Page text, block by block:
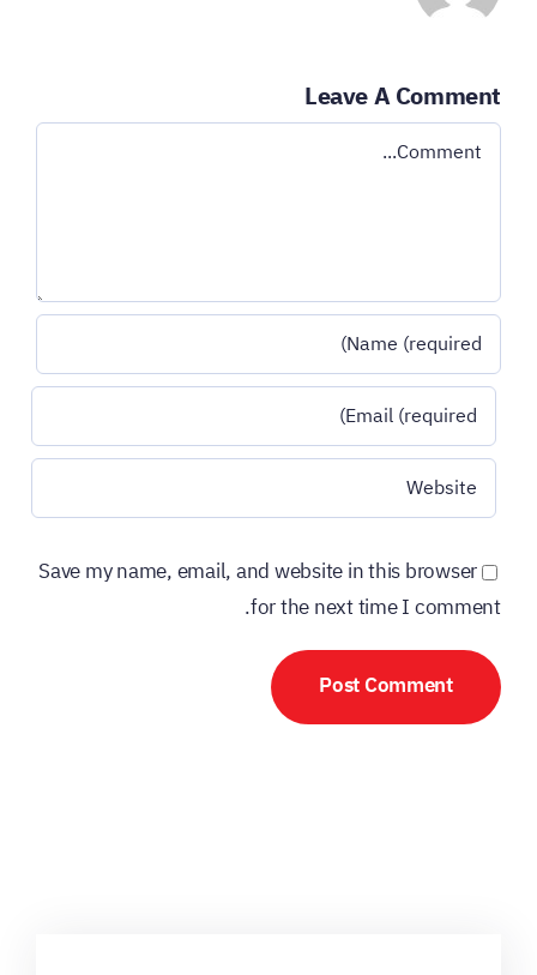
Leave A Comment
Comment
Save my name, email, and website in this browser
for the next time I comment.